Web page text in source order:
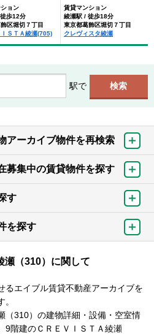
ョン
歩12分
区堀切７丁目
ＩＳＴＡ綾瀬(705)
賃貸マンション
綾瀬駅 / 徒歩18分
東京都葛飾区堀切７丁目
クレヴィスタ綾瀬
駅で
アーカイブ物件を再検索
募集中の賃貸物件を探す
す
を探す
瀬（310）に関して
るエイブル賃貸不動産アーカイブを
（310）の建物詳細・設備・空室情
9階建のＣＲＥＶＩＳＴＡ綾瀬